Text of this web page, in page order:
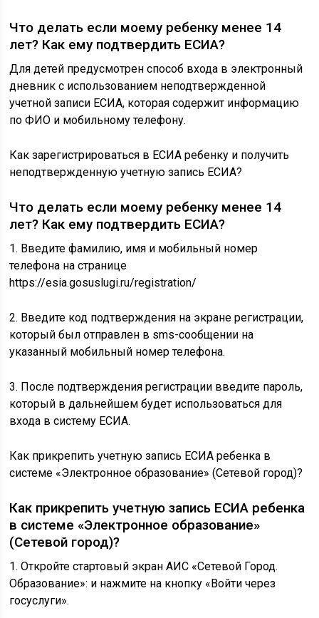
Что делать если моему ребенку менее 14
лет? Как ему подтвердить ЕСИА?
Для детей предусмотрен способ входа в электронный
дневник с использованием неподтвержденной
учетной записи ЕСИА, которая содержит информацию
по ФИО и мобильному телефону.
Как зарегистрироваться в ЕСИА ребенку и получить
неподтвержденную учетную запись ЕСИА?
Что делать если моему ребенку менее 14
лет? Как ему подтвердить ЕСИА?
1. Введите фамилию, имя и мобильный номер
телефона на странице
https://esia.gosuslugi.ru/registration/
2. Введите код подтверждения на экране регистрации,
который был отправлен в sms-сообщении на
указанный мобильный номер телефона.
3. После подтверждения регистрации введите пароль,
который в дальнейшем будет использоваться для
входа в систему ЕСИА.
Как прикрепить учетную запись ЕСИА ребенка в
системе «Электронное образование» (Сетевой город)?
Как прикрепить учетную запись ЕСИА ребенка
в системе «Электронное образование»
(Сетевой город)?
1. Откройте стартовый экран АИС «Сетевой Город.
Образование»: и нажмите на кнопку «Войти через
госуслуги».